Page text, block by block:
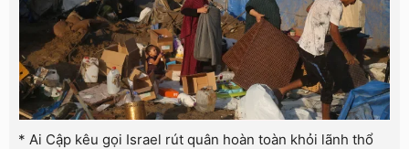
* Ai Cập kêu gọi Israel rút quân hoàn toàn khỏi lãnh thổ